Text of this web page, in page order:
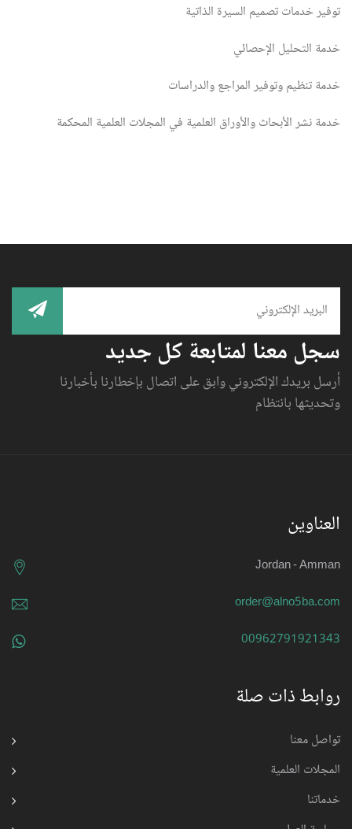
توفير خدمات تصميم السيرة الذاتية
خدمة التحليل الإحصائي
خدمة تنظيم وتوفير المراجع والدراسات
خدمة نشر الأبحاث والأوراق العلمية في المجلات العلمية المحكمة
سجل معنا لمتابعة كل جديد
أرسل بريدك الإلكتروني وابق على اتصال بإخطارنا بأخبارنا
وتحديثها بانتظام
العناوين
Jordan - Amman
order@alno5ba.com
00962791921343
روابط ذات صلة
تواصل معنا
المجلات العلمية
خدماتنا